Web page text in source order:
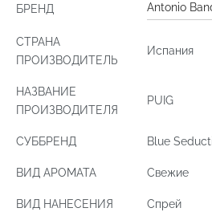
БРЕНД Antonio
СТРАНА
ПРОИЗВОДИТЕЛЬ
Испания
НАЗВАНИЕ
ПРОИЗВОДИТЕЛЯ
PUIG
СУББРЕНД Blue
ВИД АРОМАТА Свежие
ВИД НАНЕСЕНИЯ Спрей